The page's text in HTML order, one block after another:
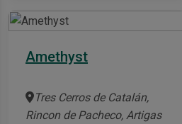
Amethyst
Tres Cerros de Catalán,
Rincon de Pacheco, Artigas